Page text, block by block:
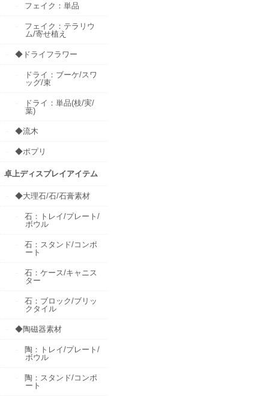
フェイク：単品
フェイク：テラリウ
ム/寄せ植え
◆ドライフラワー
ドライ：ブーケ/スワ
ッグ/束
ドライ：単品(枝/実/
葉)
◆流木
◆ポプリ
卓上ディスプレイアイテム
◆大理石/石/石膏素材
石：トレイ/プレート/
ボウル
石：スタンド/コンポ
ート
石：ケース/キャニス
ター
石：ブロック/ブリッ
クタイル
◆陶磁器素材
陶：トレイ/プレート/
ボウル
陶：スタンド/コンポ
ート